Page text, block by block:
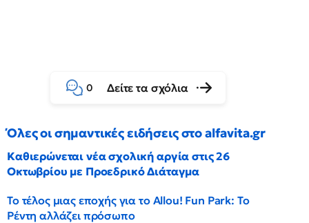
0 Δείτε τα σχόλια
Όλες οι σημαντικές ειδήσεις στο alfavita.gr
Καθιερώνεται νέα σχολική αργία στις 26
Οκτωβρίου με Προεδρικό Διάταγμα
Το τέλος μιας εποχής για το Allou! Fun Park: Το
Ρέντη αλλάζει πρόσωπο